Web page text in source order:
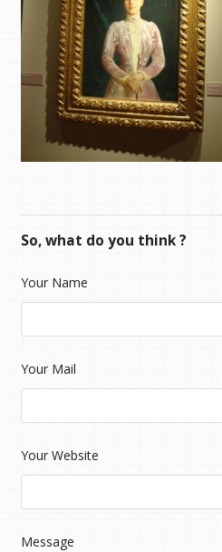
So, what do you think ?
Your Name
Your Mail
Your Website
Message